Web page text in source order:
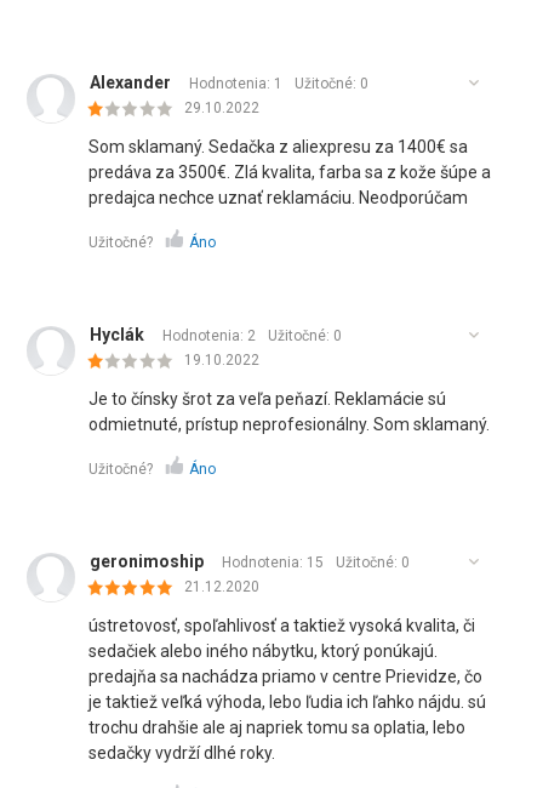
Alexander Hodnotenia: 1 Užitočné: 0
29.10.2022
Som sklamaný. Sedačka z aliexpresu za 1400€ sa
predáva za 3500€. Zlá kvalita, farba sa z kože šúpe a
predajca nechce uznať reklamáciu. Neodporúčam
Užitočné? Áno
Hyclák Hodnotenia: 2 Užitočné: 0
19.10.2022
Je to čínsky šrot za veľa peňazí. Reklamácie sú
odmietnuté, prístup neprofesionálny. Som sklamaný.
Užitočné? Áno
geronimoship Hodnotenia: 15 Užitočné: 0
21.12.2020
ústretovosť, spoľahlivosť a taktiež vysoká kvalita, či
sedačiek alebo iného nábytku, ktorý ponúkajú.
predajňa sa nachádza priamo v centre Prievidze, čo
je taktiež veľká výhoda, lebo ľudia ich ľahko nájdu. sú
trochu drahšie ale aj napriek tomu sa oplatia, lebo
sedačky vydrží dlhé roky.